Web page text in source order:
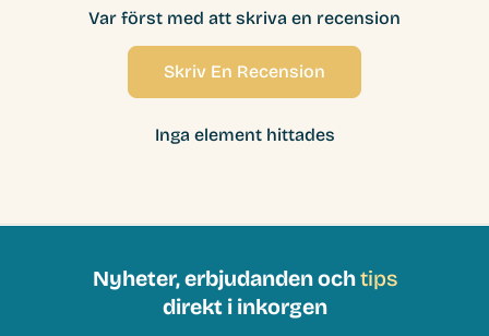
Var först med att skriva en recension
Skriv En Recension
Inga element hittades
Nyheter, erbjudanden ochtips
direkt i inkorgen